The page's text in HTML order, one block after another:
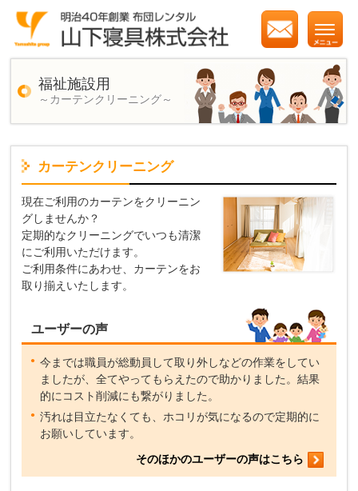
福祉施設用
～カーテンクリーニング～
カーテンクリーニング
現在ご利用のカーテンをクリーニン
グしませんか？
定期的なクリーニングでいつも清潔
にご利用いただけます。
ご利用条件にあわせ、カーテンをお
取り揃えいたします。
ユーザーの声
今までは職員が総動員して取り外しなどの作業をしてい
ましたが、全てやってもらえたので助かりました。結果
的にコスト削減にも繋がりました。
汚れは目立たなくても、ホコリが気になるので定期的に
お願いしています。
そのほかのユーザーの声はこちら